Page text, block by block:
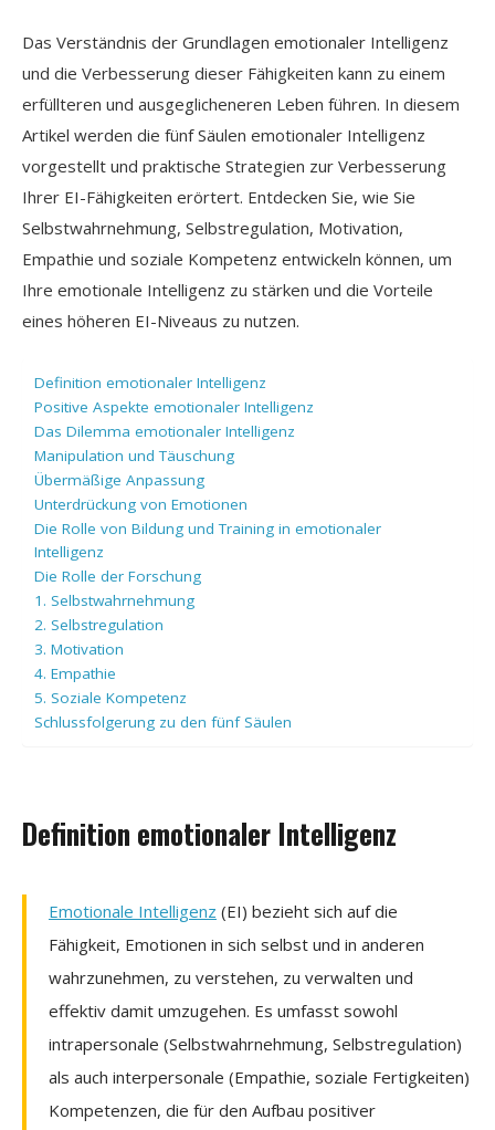
Das Verständnis der Grundlagen emotionaler Intelligenz
und die Verbesserung dieser Fähigkeiten kann zu einem
erfüllteren und ausgeglicheneren Leben führen. In diesem
Artikel werden die fünf Säulen emotionaler Intelligenz
vorgestellt und praktische Strategien zur Verbesserung
Ihrer EI-Fähigkeiten erörtert. Entdecken Sie, wie Sie
Selbstwahrnehmung, Selbstregulation, Motivation,
Empathie und soziale Kompetenz entwickeln können, um
Ihre emotionale Intelligenz zu stärken und die Vorteile
eines höheren EI-Niveaus zu nutzen.
Definition emotionaler Intelligenz
Positive Aspekte emotionaler Intelligenz
Das Dilemma emotionaler Intelligenz
Manipulation und Täuschung
Übermäßige Anpassung
Unterdrückung von Emotionen
Die Rolle von Bildung und Training in emotionaler
Intelligenz
Die Rolle der Forschung
1. Selbstwahrnehmung
2. Selbstregulation
3. Motivation
4. Empathie
5. Soziale Kompetenz
Schlussfolgerung zu den fünf Säulen
Definition emotionaler Intelligenz
Emotionale Intelligenz (EI) bezieht sich auf die
Fähigkeit, Emotionen in sich selbst und in anderen
wahrzunehmen, zu verstehen, zu verwalten und
effektiv damit umzugehen. Es umfasst sowohl
intrapersonale (Selbstwahrnehmung, Selbstregulation)
als auch interpersonale (Empathie, soziale Fertigkeiten)
Kompetenzen, die für den Aufbau positiver